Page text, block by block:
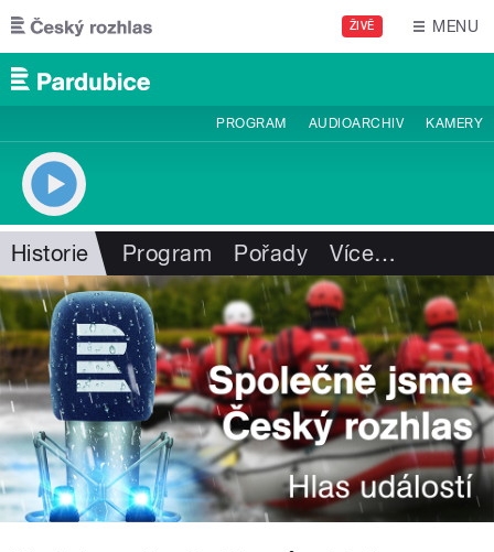
Přejít k hlavnímu obsahu
ŽIVĚ MENU
PROGRAM AUDIOARCHIV KAMERY
Historie Program Pořady Více…